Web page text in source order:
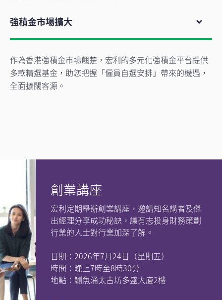
強積金市場擴大
作為香港強積金市場翹楚，宏利的多元化強積金平台提供
多款精選基金，助您把握「僱員自選安排」帶來的機遇，
全面擴闊客源。
創業講座
宏利定期舉辦創業講座，邀請知名講者及傑
出經理分享成功秘訣，讓有志投身財務策劃
行業的人士對行業加深了解。
日期：2026年7月24日（星期五）
時間：晚上7時至8時30分
地點：鰂魚涌太古坊多盛大廈2樓